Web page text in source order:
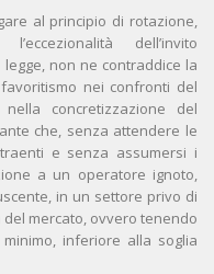
al principio di rotazione,
dell’invito
non ne contraddice la
nei confronti del
concretizzazione del
che, senza attendere le
e senza assumersi i
a un operatore ignoto,
in un settore privo di
mercato, ovvero tenendo
inferiore alla soglia